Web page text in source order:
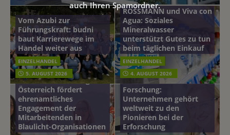
Vom Azubi zur
Führungskraft: budni
baut Karrierewege im
Handel weiter aus
EINZELHANDEL
5. AUGUST 2026
ROSSMANN und Viva con
Agua: Soziales
Mineralwasser
unterstützt Gutes zu tun
beim täglichen Einkauf
EINZELHANDEL
4. AUGUST 2026
mehr vom leben tag: dm
Österreich fördert
ehrenamtliches
Engagement der
Mitarbeitenden in
Blaulicht-Organisationen
Beiersdorf
Hautmikrobiom-
Forschung:
Unternehmen gehört
weltweit zu den
Pionieren bei der
Erforschung
auch Ihren Spamordner.